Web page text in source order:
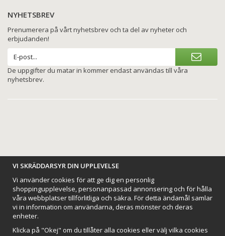
NYHETSBREV
Prenumerera på vårt nyhetsbrev och ta del av nyheter och
erbjudanden!
De uppgifter du matar in kommer endast användas till våra
nyhetsbrev.
BETALNINGSALTERNATIV
VI SKICKAR MED
VI SKRÄDDARSYR DIN UPPLEVELSE
Vi använder cookies för att ge dig en personlig
shoppingupplevelse, personanpassad annonsering och för hålla
våra webbplatser tillförlitliga och säkra. För detta ändamål samlar
vi in information om användarna, deras mönster och deras
enheter.
Klicka på "Okej" om du tillåter alla cookies eller välj vilka cookies